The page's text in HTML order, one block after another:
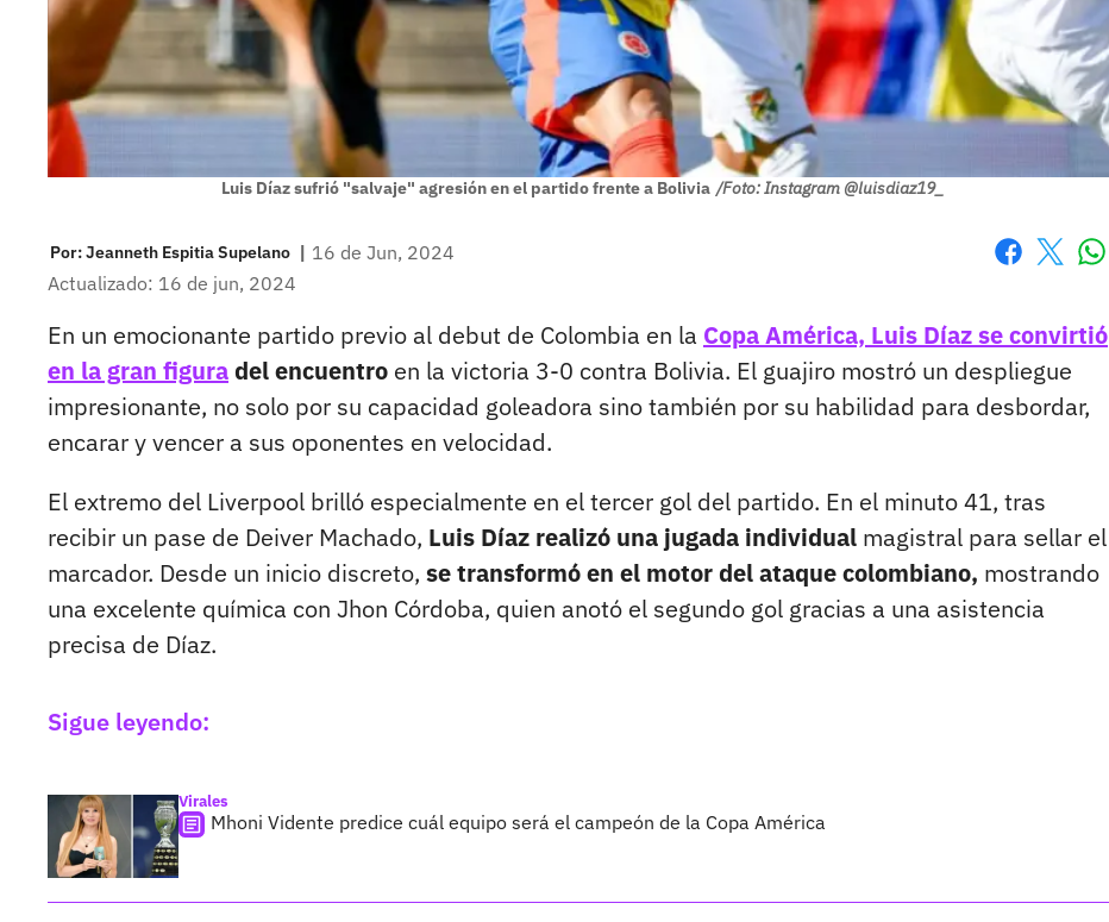
Luis Díaz sufrió "salvaje" agresión en el partido frente a Bolivia /Foto: Instagram @luisdiaz19_
Por:Jeanneth Espitia Supelano | 16 de Jun, 2024
Actualizado: 16 de jun, 2024
En un emocionante partido previo al debut de Colombia en la Copa América, Luis Díaz se convirtió
en la gran figuradel encuentro en la victoria 3-0 contra Bolivia. El guajiro mostró un despliegue
impresionante, no solo por su capacidad goleadora sino también por su habilidad para desbordar,
encarar y vencer a sus oponentes en velocidad.
El extremo del Liverpool brilló especialmente en el tercer gol del partido. En el minuto 41, tras
recibir un pase de Deiver Machado, Luis Díaz realizó una jugada individual magistral para sellar el
marcador. Desde un inicio discreto, se transformó en el motor del ataque colombiano, mostrando
una excelente química con Jhon Córdoba, quien anotó el segundo gol gracias a una asistencia
precisa de Díaz.
Sigue leyendo:
Virales
Mhoni Vidente predice cuál equipo será el campeón de la Copa América